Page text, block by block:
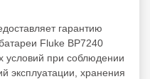
гарантию
Fluke BP7240
условий при соблюдении
эксплуатации, хранения